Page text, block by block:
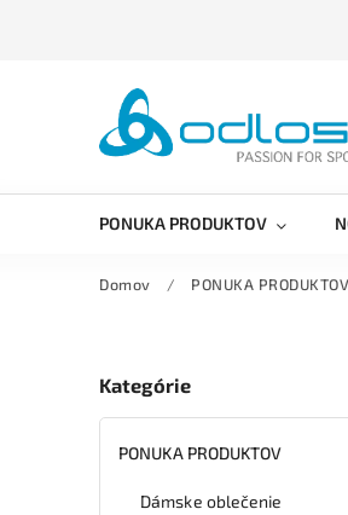
PONUKA PRODUKTOV
Domov / PONUKA PRODUKTOV
Kategórie
PONUKA PRODUKTOV
Dámske oblečenie